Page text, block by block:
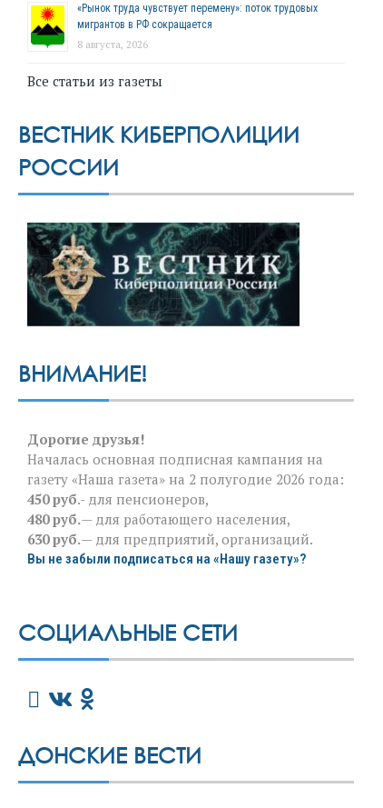
«Рынок труда чувствует перемену»: поток трудовых
мигрантов в РФ сокращается
8 августа, 2026
Все статьи из газеты
ВЕСТНИК КИБЕРПОЛИЦИИ
РОССИИ
ВНИМАНИЕ!
Дорогие друзья!
Началась основная подписная кампания на
газету «Наша газета» на 2 полугодие 2026 года:
450 руб.- для пенсионеров,
480 руб.— для работающего населения,
630 руб.— для предприятий, организаций.
Вы не забыли подписаться на «Нашу газету»?
СОЦИАЛЬНЫЕ СЕТИ
ДОНСКИЕ ВЕСТИ